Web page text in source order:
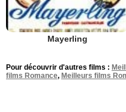
Mayerling
Pour découvrir d'autres films :
films Romance, Meilleurs films